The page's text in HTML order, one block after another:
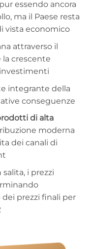
essendo ancora
ma il Paese resta
vista economico
attraverso il
la crescente
integrante della
conseguenze
di alta
moderna
dei canali di
i prezzi
prezzi finali per